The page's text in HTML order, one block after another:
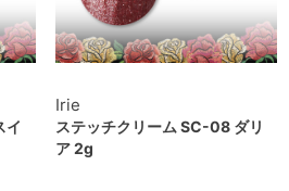
イ
Irie
ステッチクリーム SC-08 ダリ
ア 2g